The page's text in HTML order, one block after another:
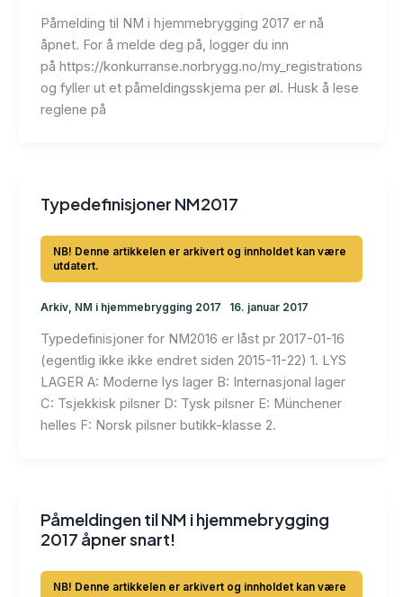
Påmelding til NM i hjemmebrygging 2017 er nå
åpnet. For å melde deg på, logger du inn
på https://konkurranse.norbrygg.no/my_registrations
og fyller ut et påmeldingsskjema per øl. Husk å lese
reglene på
Typedefinisjoner NM2017
Arkiv, NM i hjemmebrygging 2017 16. januar 2017
Typedefinisjoner for NM2016 er låst pr 2017-01-16
(egentlig ikke ikke endret siden 2015-11-22) 1. LYS
LAGER A: Moderne lys lager B: Internasjonal lager
C: Tsjekkisk pilsner D: Tysk pilsner E: Münchener
helles F: Norsk pilsner butikk-klasse 2.
Påmeldingen til NM i hjemmebrygging
2017 åpner snart!